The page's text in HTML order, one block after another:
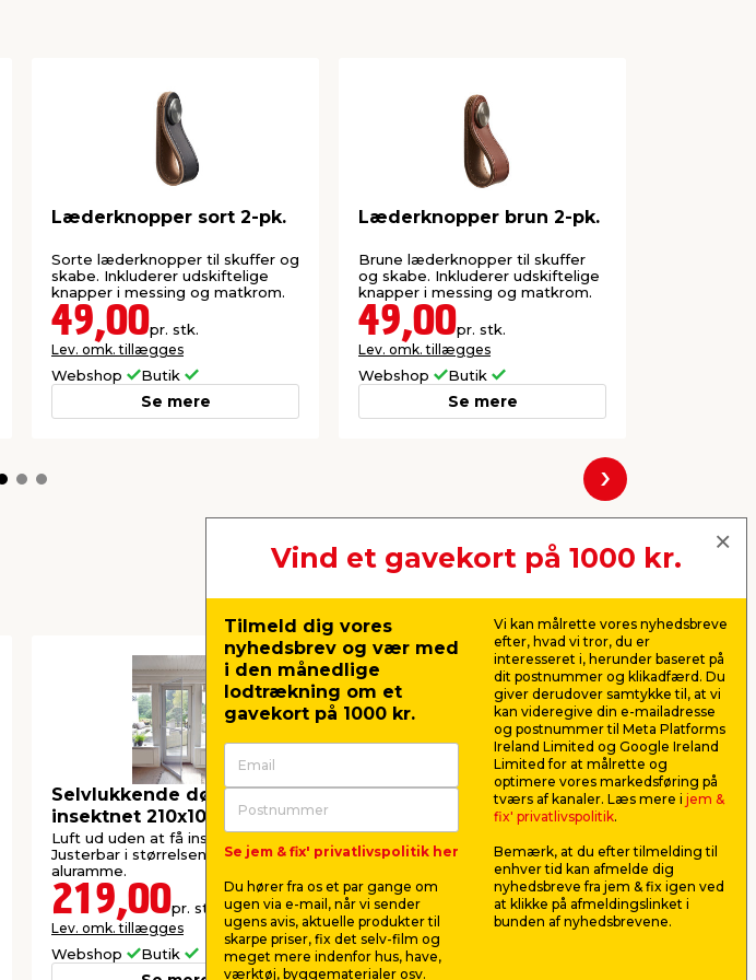
Læderknopper sort 2-pk.
Sorte læderknopper til skuffer og
skabe. Inkluderer udskiftelige
knapper i messing og matkrom.
49,00pr. stk.
Lev. omk. tillægges
Webshop Butik
Se mere
Læderknopper brun 2-pk.
Brune læderknopper til skuffer
og skabe. Inkluderer udskiftelige
knapper i messing og matkrom.
49,00pr. stk.
Lev. omk. tillægges
Webshop Butik
Se mere
Næste
Selvlukkende dør med
insektnet 210x100 cm
Luft ud uden at få insekter ind.
Justerbar i størrelsen. Med hvid
aluramme.
219,00pr. stk.
Lev. omk. tillægges
Webshop Butik
Optimal fix-it hvidmalet
celledør 82,5 x 204 cm
Tidløst og enkelt design. Glat
overflade. Ekskl. karm og greb.
369,00 pr. stk.
Butik
laminatgulv.
trækjern og
Lev. omk.
Vind et gavekort på 1000 kr.
Tilmeld dig vores
nyhedsbrev og vær med
i den månedlige
lodtrækning om et
gavekort på 1000 kr.
Se jem & fix' privatlivspolitik her
Du hører fra os et par gange om
ugen via e-mail, når vi sender
ugens avis, aktuelle produkter til
skarpe priser, fix det selv-film og
meget mere indenfor hus, have,
værktøj, byggematerialer osv.
Vi kan målrette vores nyhedsbreve
efter, hvad vi tror, du er
interesseret i, herunder baseret på
dit postnummer og klikadfærd. Du
giver derudover samtykke til, at vi
kan videregive din e-mailadresse
og postnummer til Meta Platforms
Ireland Limited og Google Ireland
Limited for at målrette og
optimere vores markedsføring på
tværs af kanaler. Læs mere i jem &
fix' privatlivspolitik.
Bemærk, at du efter tilmelding til
enhver tid kan afmelde dig
nyhedsbreve fra jem & fix igen ved
at klikke på afmeldingslinket i
bunden af nyhedsbrevene.